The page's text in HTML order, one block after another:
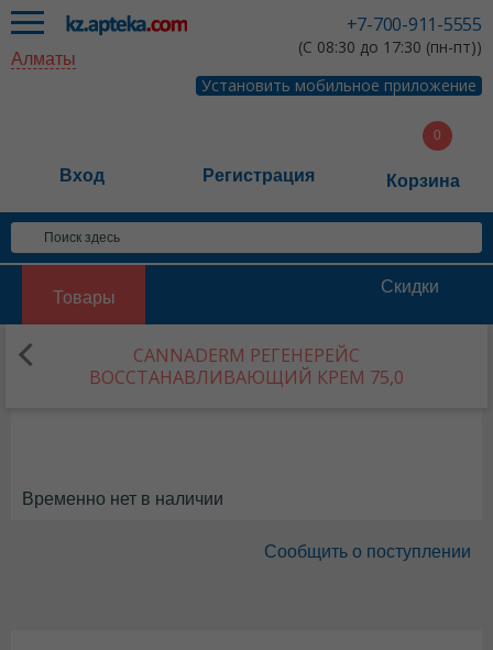
+7-700-911-5555
(С 08:30 до 17:30 (пн-пт))
Установить мобильное приложение
Алматы
Вход Регистрация Корзина
Товары
Скидки
CANNADERM РЕГЕНЕРЕЙС
ВОССТАНАВЛИВАЮЩИЙ КРЕМ 75,0
Временно нет в наличии
Сообщить о поступлении